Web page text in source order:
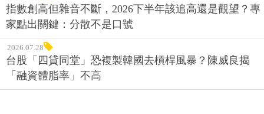
指數創高但雜音不斷，2026下半年該追高還是觀望？專
家點出關鍵：分散不是口號
2026.07.28
台股「四貸同堂」恐複製韓國去槓桿風暴？陳威良揭
「融資體脂率」不高